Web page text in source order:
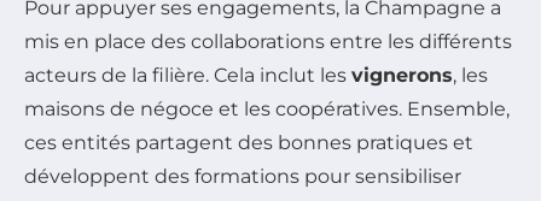
Pour appuyer ses engagements, la Champagne a
mis en place des collaborations entre les différents
acteurs de la filière. Cela inclut les vignerons, les
maisons de négoce et les coopératives. Ensemble,
ces entités partagent des bonnes pratiques et
développent des formations pour sensibiliser